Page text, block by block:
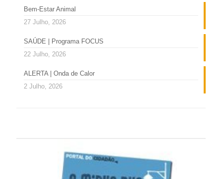
Bem-Estar Animal
27 Julho, 2026
SAÚDE | Programa FOCUS
22 Julho, 2026
ALERTA | Onda de Calor
2 Julho, 2026